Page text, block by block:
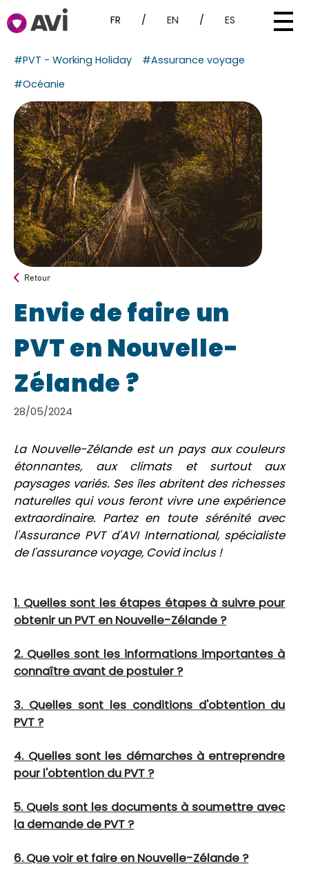
FR / EN / ES
#PVT - Working Holiday
#Assurance voyage
#Océanie
Retour
Envie de faire un
PVT en Nouvelle-
Zélande ?
28/05/2024
La Nouvelle-Zélande est un pays aux couleurs
étonnantes, aux climats et surtout aux
paysages variés. Ses îles abritent des richesses
naturelles qui vous feront vivre une expérience
extraordinaire. Partez en toute sérénité avec
l'Assurance PVT d'AVI International, spécialiste
de l'assurance voyage, Covid inclus !
1. Quelles sont les étapes étapes à suivre pour
obtenir un PVT en Nouvelle-Zélande ?
2. Quelles sont les informations importantes à
connaître avant de postuler ?
3. Quelles sont les conditions d'obtention du
PVT ?
4. Quelles sont les démarches à entreprendre
pour l'obtention du PVT ?
5. Quels sont les documents à soumettre avec
la demande de PVT ?
6. Que voir et faire en Nouvelle-Zélande ?